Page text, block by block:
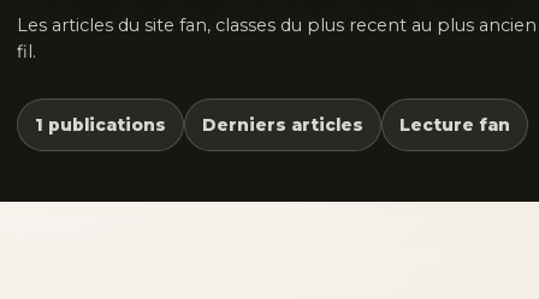
Les articles du site fan, classes du plus recent au plus
fil.
1 publications Derniers articles Lecture fan